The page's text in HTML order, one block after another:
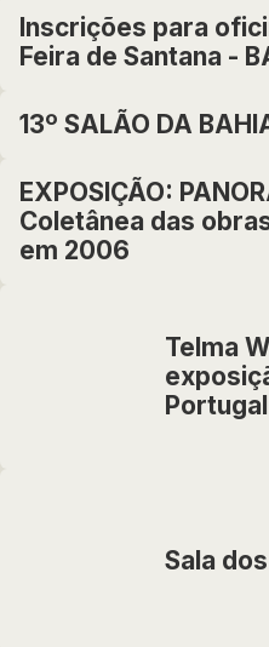
Inscrições para
Feira de Santana -
13º SALÃO DA
EXPOSIÇÃO:
Coletânea das
em 2006
Telma
Portugal
Sala